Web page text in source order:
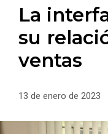
contenido
La
su
ventas
13 de enero de 2023